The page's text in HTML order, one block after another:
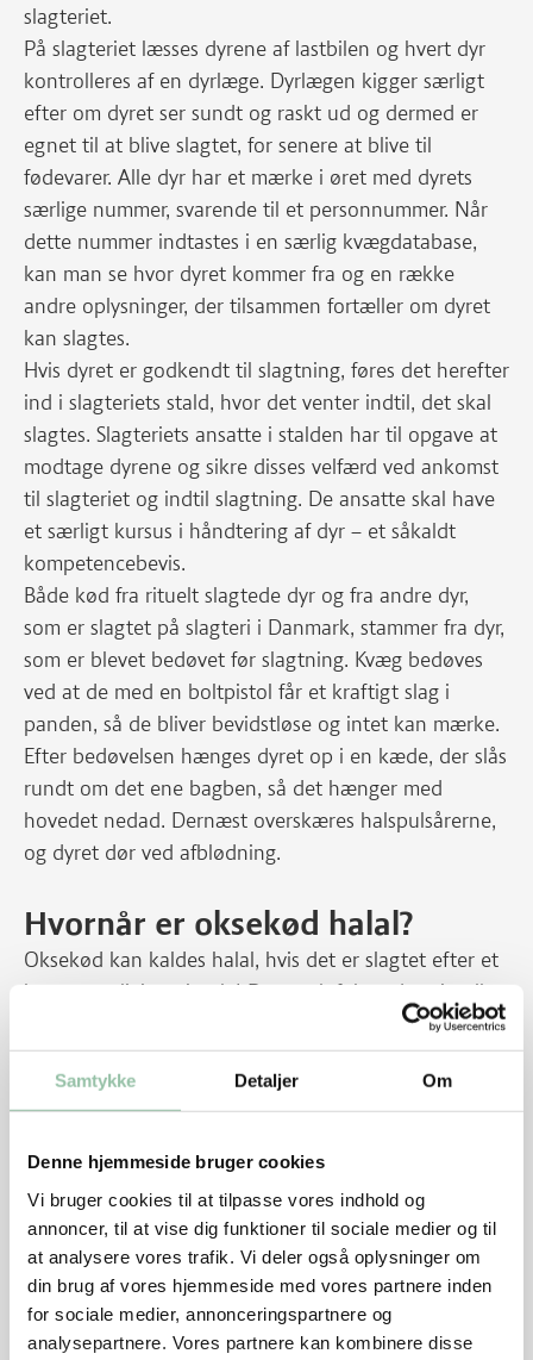
Samtykke Detaljer Om
Denne hjemmeside bruger cookies
Vi bruger cookies til at tilpasse vores indhold og
annoncer, til at vise dig funktioner til sociale medier og til
at analysere vores trafik. Vi deler også oplysninger om
din brug af vores hjemmeside med vores partnere inden
for sociale medier, annonceringspartnere og
analysepartnere. Vores partnere kan kombinere disse
slagteriet.
På slagteriet læsses dyrene af lastbilen og hvert dyr
kontrolleres af en dyrlæge. Dyrlægen kigger særligt
efter om dyret ser sundt og raskt ud og dermed er
egnet til at blive slagtet, for senere at blive til
fødevarer. Alle dyr har et mærke i øret med dyrets
særlige nummer, svarende til et personnummer. Når
dette nummer indtastes i en særlig kvægdatabase,
kan man se hvor dyret kommer fra og en række
andre oplysninger, der tilsammen fortæller om dyret
kan slagtes.
Hvis dyret er godkendt til slagtning, føres det herefter
ind i slagteriets stald, hvor det venter indtil, det skal
slagtes. Slagteriets ansatte i stalden har til opgave at
modtage dyrene og sikre disses velfærd ved ankomst
til slagteriet og indtil slagtning. De ansatte skal have
et særligt kursus i håndtering af dyr – et såkaldt
kompetencebevis.
Både kød fra rituelt slagtede dyr og fra andre dyr,
som er slagtet på slagteri i Danmark, stammer fra dyr,
som er blevet bedøvet før slagtning. Kvæg bedøves
ved at de med en boltpistol får et kraftigt slag i
panden, så de bliver bevidstløse og intet kan mærke.
Efter bedøvelsen hænges dyret op i en kæde, der slås
rundt om det ene bagben, så det hænger med
hovedet nedad. Dernæst overskæres halspulsårerne,
og dyret dør ved afblødning.
Hvornår er oksekød halal?
Oksekød kan kaldes halal, hvis det er slagtet efter et
bestemt religiøst ritual. I Danmark følger den rituelle
slagtning samme principper som anden slagtning,
nemlig at dyrene først bedøves og derefter afblødes.
Der er ikke dyrevelfærdsmæssig forskel på
slagtemetoderne.
Læs mereom halal-slagtning her
Slagtning af grise
Slagtegrise vejer ca. 105 kg og er 5-6 måneder gamle,
når de sendes til slagtning.
Når en landmand skal levere svin til slagtning,